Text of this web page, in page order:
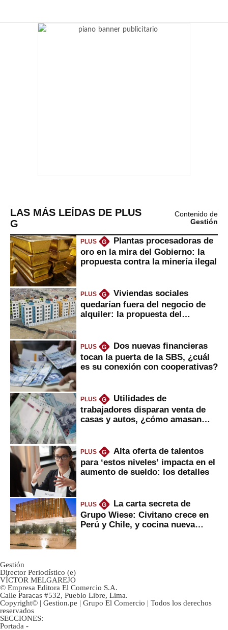
LAS MÁS LEÍDAS DE PLUS
G
Contenido de
Gestión
PLUS G
Plantas procesadoras de
oro en la mira del Gobierno: la
propuesta contra la minería ilegal
PLUS G
Viviendas sociales
quedarían fuera del negocio de
alquiler: la propuesta del
PLUS G
Dos nuevas financieras
tocan la puerta de la SBS, ¿cuál
es su conexión con cooperativas?
PLUS G
Utilidades de
trabajadores disparan venta de
casas y autos, ¿cómo amasan
PLUS G
Alta oferta de talentos
para ‘estos niveles’ impacta en el
aumento de sueldo: los detalles
PLUS G
La carta secreta de
Grupo Wiese: Civitano crece en
Perú y Chile, y cocina nueva
Gestión
Director Periodístico (e)
VÍCTOR MELGAREJO
© Empresa Editora El Comercio S.A.
Calle Paracas #532, Pueblo Libre, Lima.
Copyright© | Gestion.pe | Grupo El Comercio | Todos los derechos
reservados
SECCIONES:
Portada -